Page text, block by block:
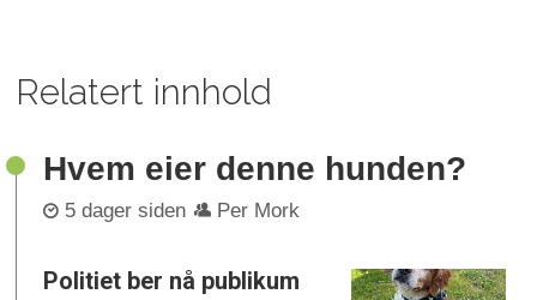
Relatert innhold
Hvem eier denne hunden?
5 dager siden Per Mork
Politiet ber nå publikum